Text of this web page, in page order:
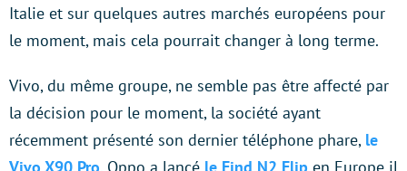
Italie et sur quelques autres marchés européens pour
le moment, mais cela pourrait changer à long terme.
Vivo, du même groupe, ne semble pas être affecté par
la décision pour le moment, la société ayant
récemment présenté son dernier téléphone phare, le
Vivo X90 Pro. Oppo a lancé le Find N2 Flip en Europe il